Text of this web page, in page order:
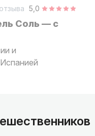
5,0
Соль — с
и